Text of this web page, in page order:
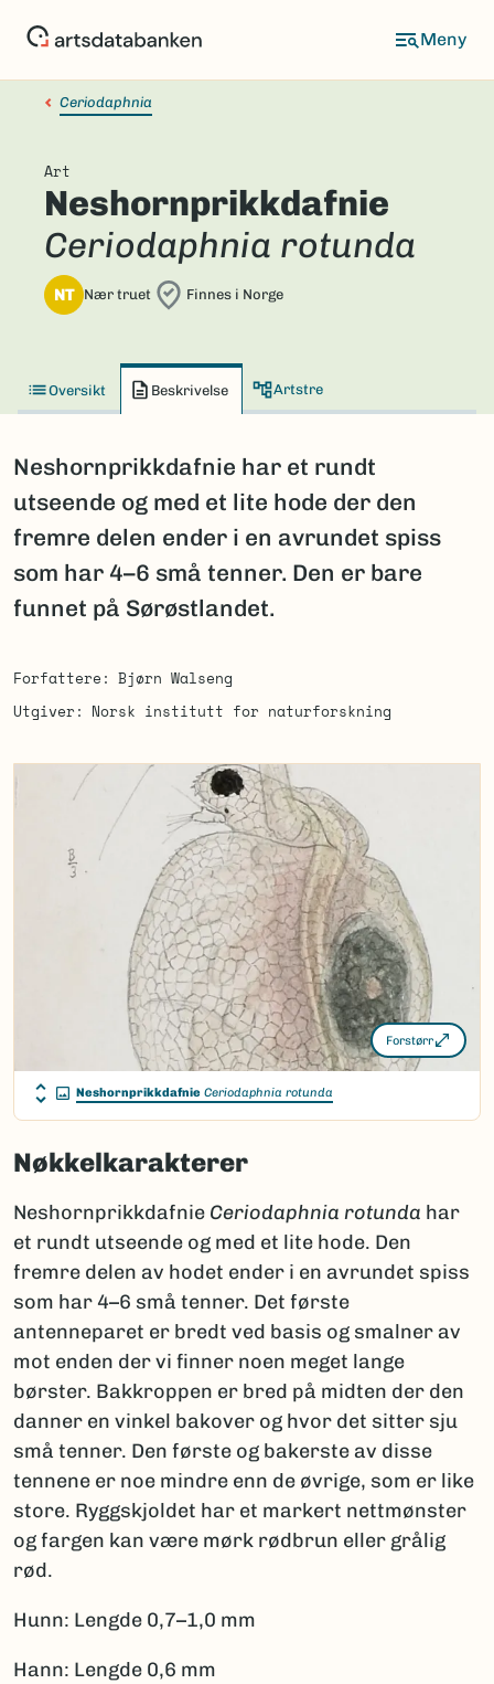
Ceriodaphnia
Art
Neshornprikkdafnie
Ceriodaphnia rotunda
NT Nær truet Finnes i Norge
Oversikt Beskrivelse Artstre
Neshornprikkdafnie har et rundt
utseende og med et lite hode der den
fremre delen ender i en avrundet spiss
som har 4–6 små tenner. Den er bare
funnet på Sørøstlandet.
Forfattere
Bjørn Walseng
Utgiver
Norsk institutt for naturforskning
Forstørr
Neshornprikkdafnie Ceriodaphnia rotunda
Nøkkelkarakterer
Neshornprikkdafnie Ceriodaphnia rotunda har
et rundt utseende og med et lite hode. Den
fremre delen av hodet ender i en avrundet spiss
som har 4–6 små tenner. Det første
antenneparet er bredt ved basis og smalner av
mot enden der vi finner noen meget lange
børster. Bakkroppen er bred på midten der den
danner en vinkel bakover og hvor det sitter sju
små tenner. Den første og bakerste av disse
tennene er noe mindre enn de øvrige, som er like
store. Ryggskjoldet har et markert nettmønster
og fargen kan være mørk rødbrun eller grålig
rød.
Hunn: Lengde 0,7–1,0 mm
Hann: Lengde 0,6 mm